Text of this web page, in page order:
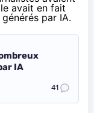
avait en fait
par IA.
IA
41